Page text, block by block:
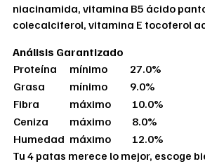
niacinamida, vitamina B5 ácido
colecalciferol, vitamina E tocoferol
Análisis Garantizado
Proteína
mínimo
27.0%
Grasa
mínimo
9.0%
Fibra
máximo
10.0%
Ceniza
máximo
8.0%
Humedad máximo
12.0%
Tu 4 patas merece lo mejor, escoge